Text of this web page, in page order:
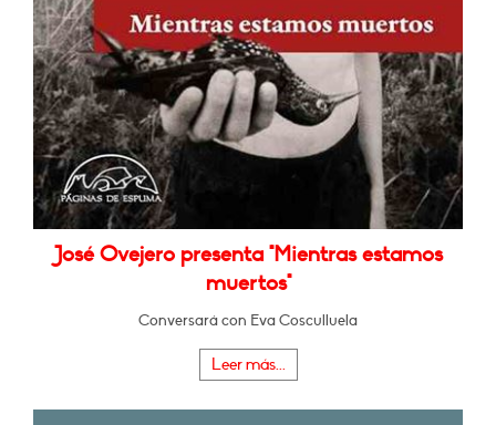
José Ovejero presenta "Mientras estamos
muertos"
Conversará con Eva Cosculluela
Leer más...